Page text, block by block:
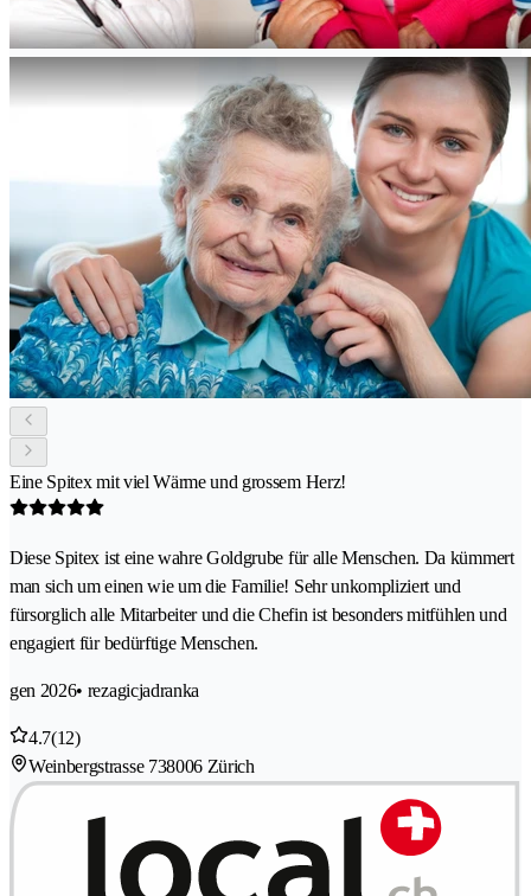
Eine Spitex mit viel Wärme und grossem Herz!
Diese Spitex ist eine wahre Goldgrube für alle Menschen. Da kümmert
man sich um einen wie um die Familie! Sehr unkompliziert und
fürsorglich alle Mitarbeiter und die Chefin ist besonders mitfühlen und
engagiert für bedürftige Menschen.
gen 2026• rezagicjadranka
4.7(12)
Weinbergstrasse 738006 Zürich